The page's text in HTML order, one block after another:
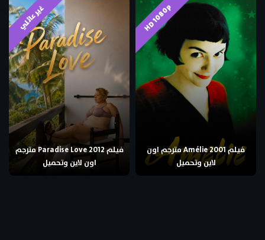
HD 1080p
فيلم Amélie 2001 مترجم اون
لاين وتحميل
غير عائلي
فيلم Paradise Love 2012 مترجم
اون لاين وتحميل